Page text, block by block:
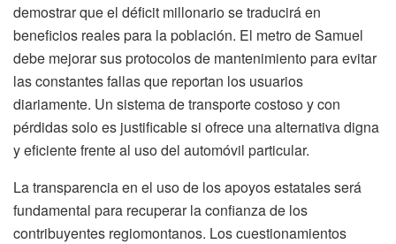
demostrar que el déficit millonario se traducirá en
beneficios reales para la población. El metro de Samuel
debe mejorar sus protocolos de mantenimiento para evitar
las constantes fallas que reportan los usuarios
diariamente. Un sistema de transporte costoso y con
pérdidas solo es justificable si ofrece una alternativa digna
y eficiente frente al uso del automóvil particular.
La transparencia en el uso de los apoyos estatales será
fundamental para recuperar la confianza de los
contribuyentes regiomontanos. Los cuestionamientos